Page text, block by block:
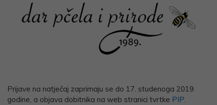
Prijave na natječaj zaprimaju se do 17. studenoga 2019.
godine, a objava dobitnika na web stranici tvrtke PIP.